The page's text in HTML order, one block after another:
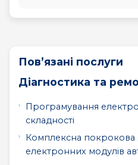
Пов’язані послуги
Діагностика та
Програмування
складності
Комплексна покрокова
електронних модулів